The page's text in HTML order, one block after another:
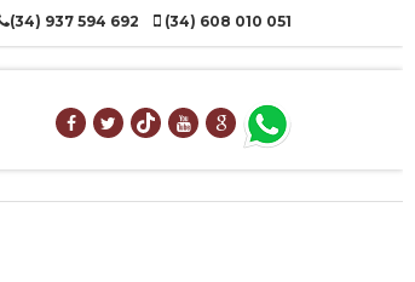
(34) 937 594 692 (34) 608 010 051